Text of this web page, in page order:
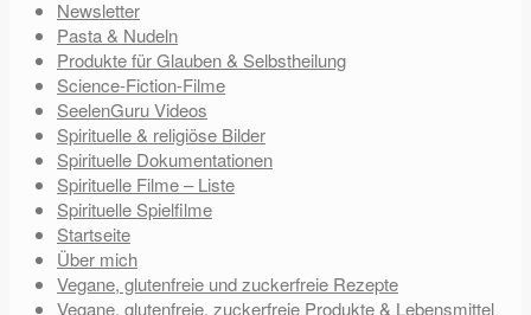
Newsletter
Pasta & Nudeln
Produkte für Glauben & Selbstheilung
Science-Fiction-Filme
SeelenGuru Videos
Spirituelle & religiöse Bilder
Spirituelle Dokumentationen
Spirituelle Filme – Liste
Spirituelle Spielfilme
Startseite
Über mich
Vegane, glutenfreie und zuckerfreie Rezepte
Vegane, glutenfreie, zuckerfreie Produkte & Lebensmittel